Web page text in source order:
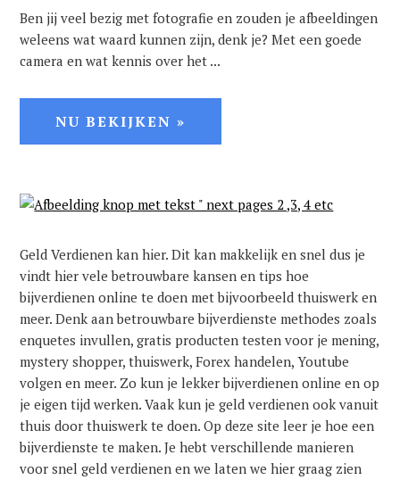
Ben jij veel bezig met fotografie en zouden je afbeeldingen
weleens wat waard kunnen zijn, denk je? Met een goede
camera en wat kennis over het ...
NU BEKIJKEN »
Geld Verdienen kan hier. Dit kan makkelijk en snel dus je
vindt hier vele betrouwbare kansen en tips hoe
bijverdienen online te doen met bijvoorbeeld thuiswerk en
meer. Denk aan betrouwbare bijverdienste methodes zoals
enquetes invullen, gratis producten testen voor je mening,
mystery shopper, thuiswerk, Forex handelen, Youtube
volgen en meer. Zo kun je lekker bijverdienen online en op
je eigen tijd werken. Vaak kun je geld verdienen ook vanuit
thuis door thuiswerk te doen. Op deze site leer je hoe een
bijverdienste te maken. Je hebt verschillende manieren
voor snel geld verdienen en we laten we hier graag zien